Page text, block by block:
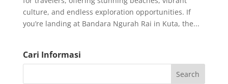
culture, and endless exploration opportunities. If
you’re landing at Bandara Ngurah Rai in Kuta, the...
Cari Informasi